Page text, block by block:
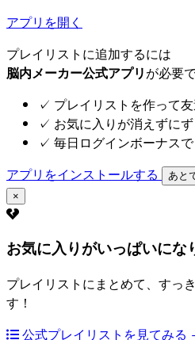
アプリを開く
プレイリストに追加するには
脳内メーカー公式アプリが必要
✓ プレイリストを作って
✓ お気に入りが消えずに
✓ 毎日ログインボーナス
アプリをインストールする
あと
×
お気に入りがいっぱいにな
プレイリストにまとめて、すっ
す！
公式プレイリストを見てみる